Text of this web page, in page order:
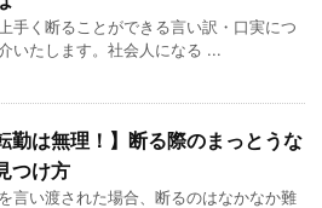
手く断ることができる言い訳・口実につ
いたします。社会人になる ...
勤は無理！】断る際のまっとうな
つけ方
言い渡された場合、断るのはなかなか難